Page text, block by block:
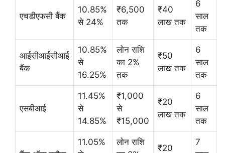
एचडीएफसी बैंक
10.85%
से 24%
₹6,500
तक
₹40
लाख तक
6
साल
तक
आईसीआईसीआई
बैंक
10.85%
से
16.25%
लोन राशि
का 2%
तक
₹50
लाख तक
6
साल
तक
एसबीआई
11.45%
से
14.85%
₹1,000
से
₹15,000
₹20
लाख तक
6
साल
तक
11.05%
लोन राशि
₹20
7